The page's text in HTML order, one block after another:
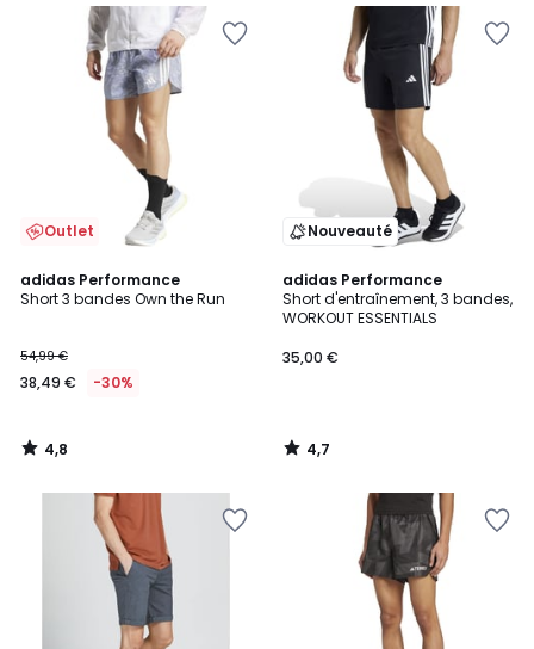
Outlet
adidas Performance
Short 3 bandes Own the Run
54,99 €
38,49 € -30%
4,8
/ 5
4,8
/
Nouveauté
adidas Performance
Short d'entraînement, 3 bandes,
WORKOUT ESSENTIALS
35,00 €
4,7
/ 5
4,7
/